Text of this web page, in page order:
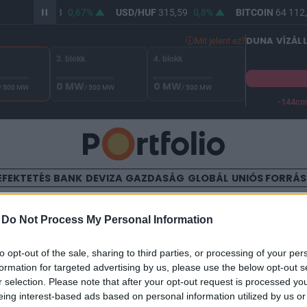
Do Not Process My Personal Information
opt-out of the sale, sharing to third parties, or processing of your
for targeted advertising by us, please use the below opt-out
selection. Please note that after your opt-out request is processed
interest-based ads based on personal information utilized by us
364,13 0,67% USD/HUF 315,59 0,8% BITCOIN64
Mit jelent ez?
/ 500 MW
3. blokk
0 MW/ 500 MW
4. blokk
0 MW/ 500 MW
DUNA
-144cm
BANK DEVIZA GAZDASÁG GLOBÁL UNIÓS
cégben a kártyagyártás